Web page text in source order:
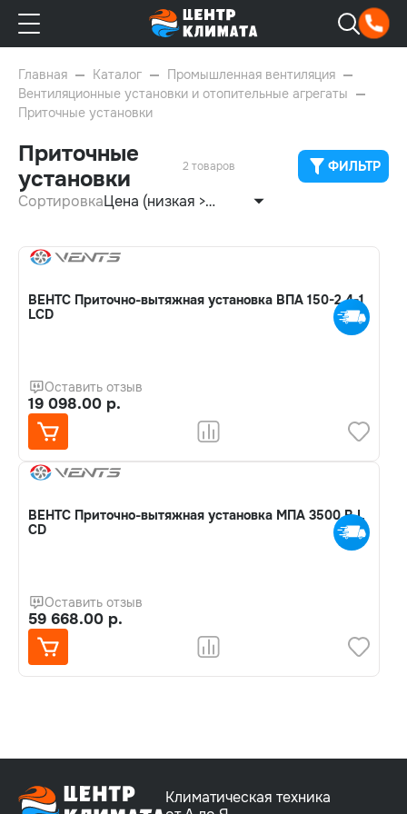
Главная Каталог
Промышленная вентиляция
Вентиляционные установки и отопительные агрегаты
Приточные установки
Приточные
установки
2 товаров ФИЛЬТР
СортировкаЦена (низкая >
ВЕНТС Приточно-вытяжная установка ВПА 150-2,4-1
LCD
Оставить отзыв
19 098.00 р.
ВЕНТС Приточно-вытяжная установка МПА 3500 В L
CD
Оставить отзыв
59 668.00 р.
Климатическая техника